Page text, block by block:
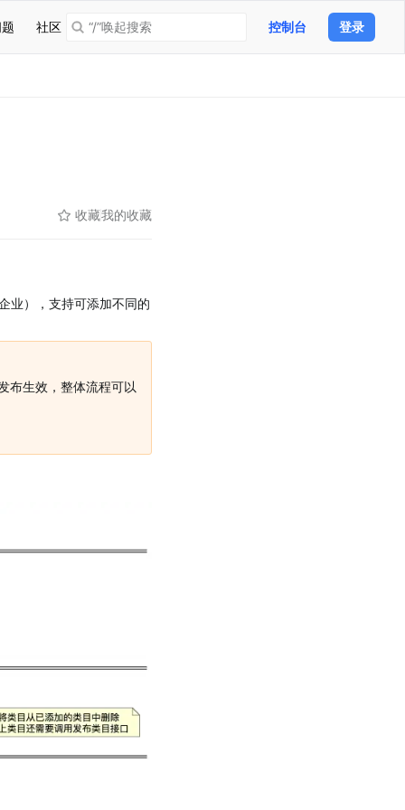
社区 “/”唤起搜索 控制台 登录
收藏我的收藏
业），支持可添加不同的
布生效，整体流程可以